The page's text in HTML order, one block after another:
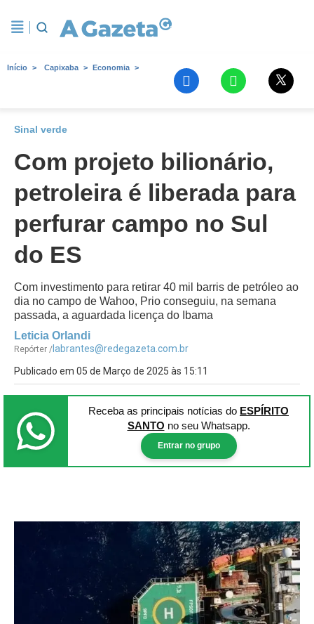
Início Capixaba Economia
Sinal verde
Com projeto bilionário,
petroleira é liberada para
perfurar campo no Sul
do ES
Com investimento para retirar 40 mil barris de petróleo ao
dia no campo de Wahoo, Prio conseguiu, na semana
passada, a aguardada licença do Ibama
Leticia Orlandi
Repórter / labrantes@redegazeta.com.br
Publicado em 05 de Março de 2025 às 15:11
Receba as principais notícias do ESPÍRITO
SANTO no seu Whatsapp.
Entrar no grupo